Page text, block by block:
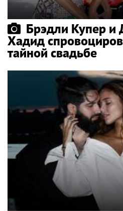
Брэдли Купер
Хадид
тайной свадьбе